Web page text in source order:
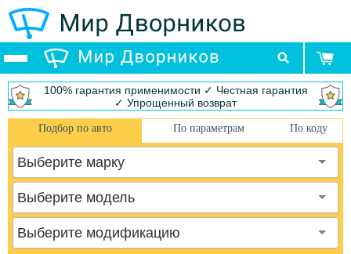
100% гарантия применимости ✓ Честная гарантия
✓ Упрощенный возврат
Подбор по авто По параметрам По коду
Выберите марку
Выберите модель
Выберите модификацию